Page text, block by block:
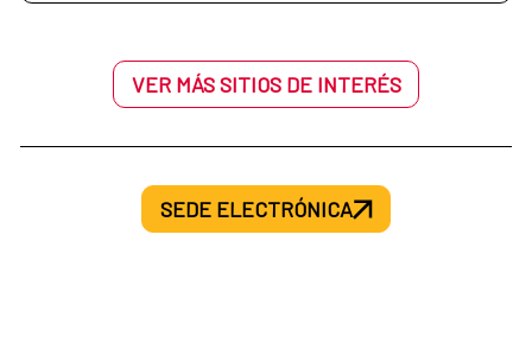
​​​​​​​Riobamba, 2005.
Ruso
​​​​​​​Moscú, 1979.
VER MÁS SITIOS DE INTERÉS
SEDE ELECTRÓNICA